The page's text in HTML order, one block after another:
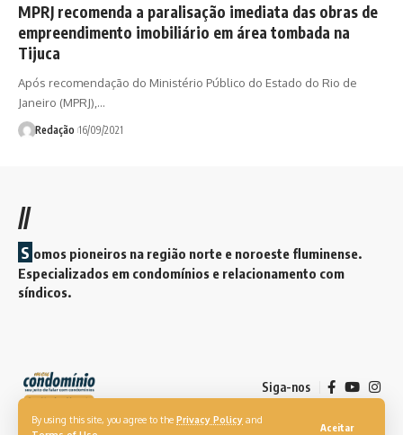
By using this site, you agree to the Privacy Policy and
Aceitar
MPRJ recomenda a paralisação imediata das obras de
empreendimento imobiliário em área tombada na
Tijuca
Após recomendação do Ministério Público do Estado do Rio de
Janeiro (MPRJ),…
Redação 16/09/2021
//
S omos pioneiros na região norte e noroeste fluminense.
Especializados em condomínios e relacionamento com
síndicos.
Siga-nos